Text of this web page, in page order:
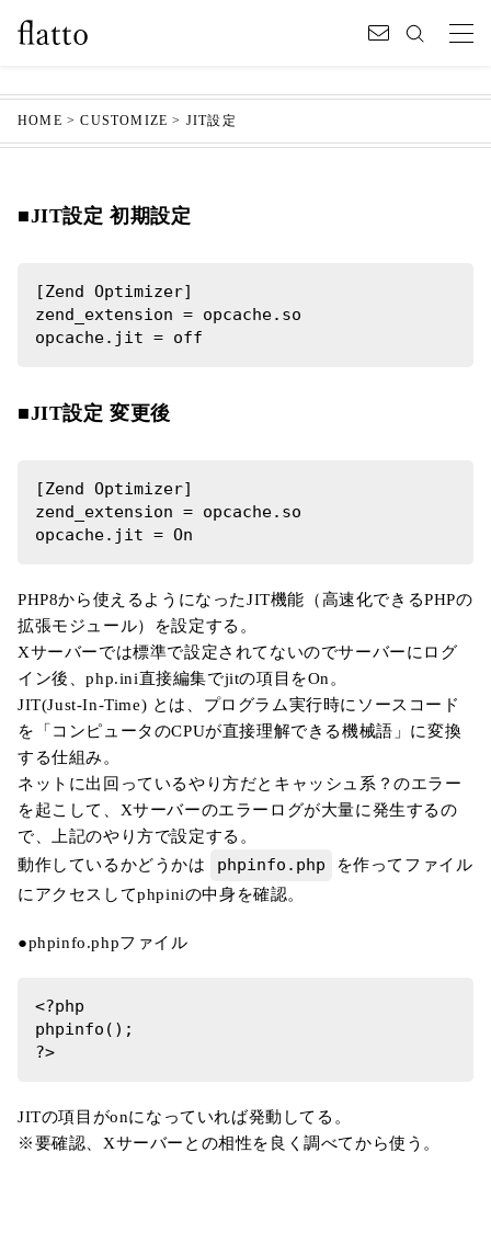
HOME >CUSTOMIZE > JIT設定
■JIT設定 初期設定
[Zend Optimizer]
zend_extension = opcache.so
opcache.jit = off
■JIT設定 変更後
[Zend Optimizer]
zend_extension = opcache.so
opcache.jit = On
PHP8から使えるようになったJIT機能（高速化できるPHPの
拡張モジュール）を設定する。
Xサーバーでは標準で設定されてないのでサーバーにログ
イン後、php.ini直接編集でjitの項目をOn。
JIT(Just-In-Time) とは、プログラム実行時にソースコード
を「コンピュータのCPUが直接理解できる機械語」に変換
する仕組み。
ネットに出回っているやり方だとキャッシュ系？のエラー
を起こして、Xサーバーのエラーログが大量に発生するの
で、上記のやり方で設定する。
動作しているかどうかは
phpinfo.php
を作ってファイル
にアクセスしてphpiniの中身を確認。
●phpinfo.phpファイル
<?php
phpinfo();
?>
JITの項目がonになっていれば発動してる。
※要確認、Xサーバーとの相性を良く調べてから使う。